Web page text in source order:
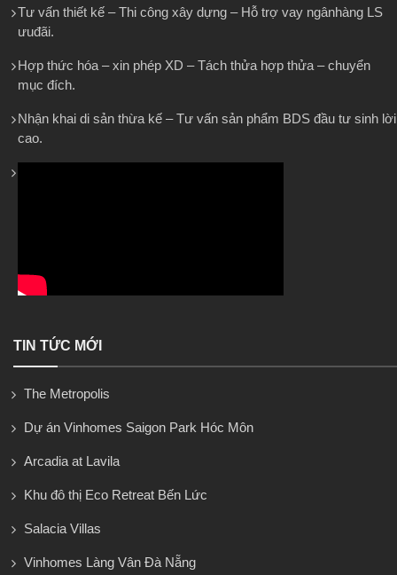
Tư vấn thiết kế – Thi công xây dựng – Hỗ trợ vay ngânhàng LS
ưuđãi.
Hợp thức hóa – xin phép XD – Tách thửa hợp thửa – chuyển
mục đích.
Nhận khai di sản thừa kế – Tư vấn sản phẩm BDS đầu tư sinh lời
cao.
TIN TỨC MỚI
The Metropolis
Dự án Vinhomes Saigon Park Hóc Môn
Arcadia at Lavila
Khu đô thị Eco Retreat Bến Lức
Salacia Villas
Vinhomes Làng Vân Đà Nẵng